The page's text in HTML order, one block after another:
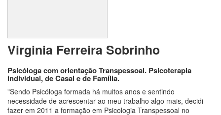
Virginia Ferreira Sobrinho
Psicóloga com orientação Transpessoal. Psicoterapia
individual, de Casal e de Família.
"Sendo Psicóloga formada há muitos anos e sentindo
necessidade de acrescentar ao meu trabalho algo mais, decidi
fazer em 2011 a formação em Psicologia Transpessoal no